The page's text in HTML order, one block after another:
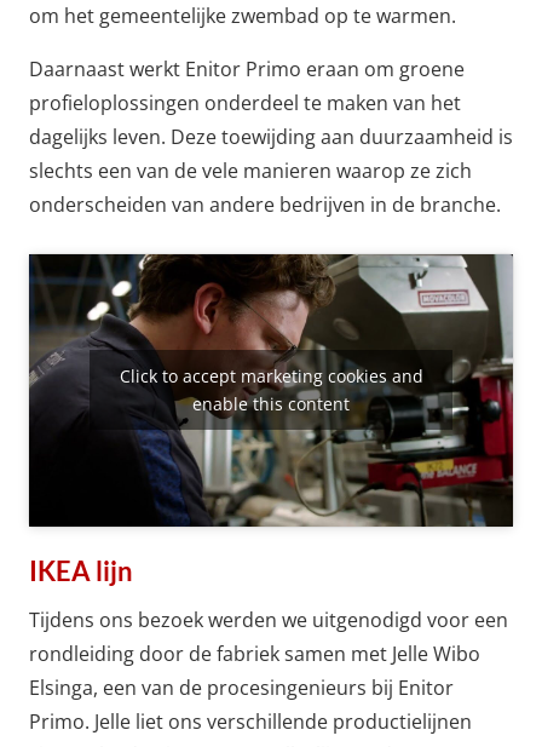
om het gemeentelijke zwembad op te warmen.
Daarnaast werkt Enitor Primo eraan om groene
profieloplossingen onderdeel te maken van het
dagelijks leven. Deze toewijding aan duurzaamheid is
slechts een van de vele manieren waarop ze zich
onderscheiden van andere bedrijven in de branche.
Click to accept marketing cookies and
enable this content
IKEA lijn
Tijdens ons bezoek werden we uitgenodigd voor een
rondleiding door de fabriek samen met Jelle Wibo
Elsinga, een van de procesingenieurs bij Enitor
Primo. Jelle liet ons verschillende productielijnen